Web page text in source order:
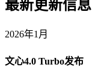
最新更新信息
2026年1月
文心4.0 Turbo发布